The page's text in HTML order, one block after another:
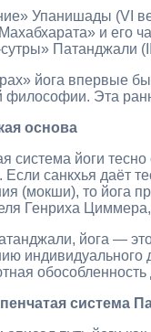
Упанишады (VI
и его
Патанджали
йога впервые
философии. Эта
основа
система йоги
санкхья даёт
(мокши), то йога
Генриха
йога —
индивидуального
система